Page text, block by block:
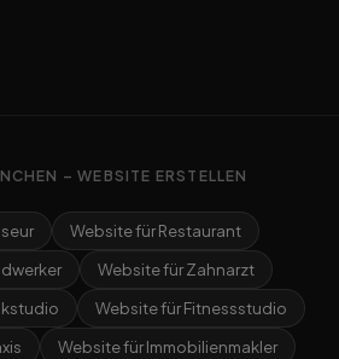
– WEBSITE ERSTELLEN
Website für Restaurant
Website für Zahnarzt
Website für Fitnessstudio
Website für Immobilienmakler